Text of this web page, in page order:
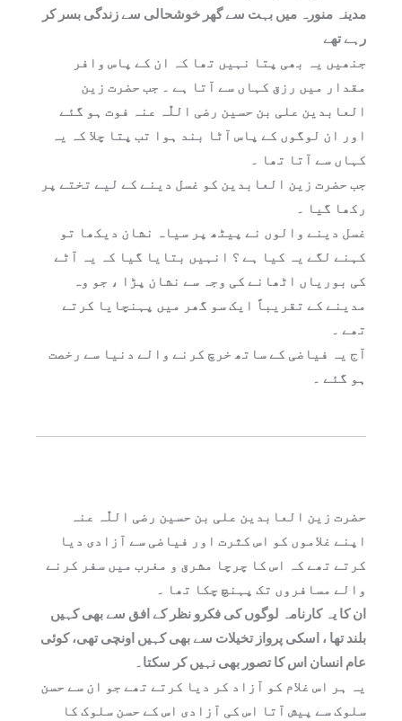
مدینہ منورہ میں بہت سے گھر خوشحالی سے زندگی بسر کر
رہے تھے
جنھیں یہ بھی پتا نہیں تھا کہ ان کے پاس وافر
مقدار میں رزق کہاں سے آتا ہے ۔ جب حضرت زین
العابدین علی بن حسین رضی اللّٰہ عنہ فوت ہو گئے
اور ان لوگوں کے پاس آٹا بند ہوا تب پتا چلا کہ یہ
کہاں سے آتا تھا ۔
جب حضرت زین العابدین کو غسل دینے کے لیے تختے پر
رکھا گیا ۔
غسل دینے والوں نے پیٹھ پر سیاہ نشان دیکھا تو
کہنے لگے یہ کیا ہے ؟ انہیں بتایا گیا کہ یہ آٹے
کی بوریاں اٹھانے کی وجہ سے نشان پڑا ، جو وہ
مدینے کے تقریباً ایک سو گھر میں پہنچایا کرتے
تھے ۔
آج یہ فیاضی کے ساتھ خرچ کرنے والے دنیا سے رخصت
ہو گئے ۔
حضرت زین العابدین علی بن حسین رضی اللّٰہ عنہ
اپنے غلاموں کو اس کثرت اور فیاضی سے آزادی دیا
کرتے تھے کہ اس کا چرچا مشرق و مغرب میں سفر کرنے
والے مسافروں تک پہنچ چکا تھا ۔
ان کا یہ کارنامہ لوگوں کی فکرو نظر کے افق سے بھی کہیں
بلند تھا ، اسکی پرواز تخیلات سے بھی کہیں اونچی تھی، کوئی
عام انسان اس کا تصور بھی نہیں کر سکتا۔
یہ ہر اس غلام کو آزاد کر دیا کرتے تھے جو ان سے حسن
سلوک سے پیش آتا اس کی آزادی اس کے حسن سلوک کا